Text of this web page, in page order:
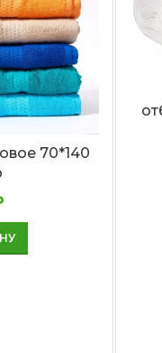
70*140